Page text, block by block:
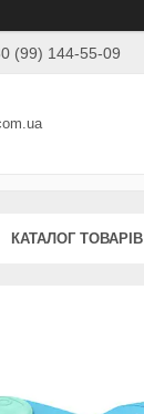
(99) 144-55-09
КАТАЛОГ ТОВАРІВ